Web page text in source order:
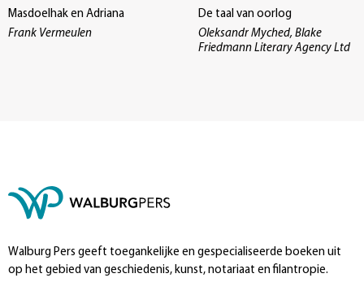
Masdoelhak en Adriana
Frank Vermeulen
De taal van oorlog
Oleksandr Myched, Blake
Friedmann Literary Agency Ltd
Walburg Pers geeft toegankelijke en gespecialiseerde boeken uit
op het gebied van geschiedenis, kunst, notariaat en filantropie.